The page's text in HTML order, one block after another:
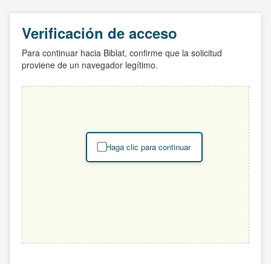
Verificación de acceso
Para continuar hacia Biblat, confirme que la solicitud
proviene de un navegador legítimo.
Haga clic para continuar